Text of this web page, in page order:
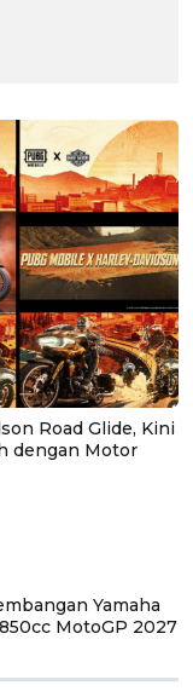
Road Glide, Kini
dengan Motor
Yamaha
MotoGP 2027